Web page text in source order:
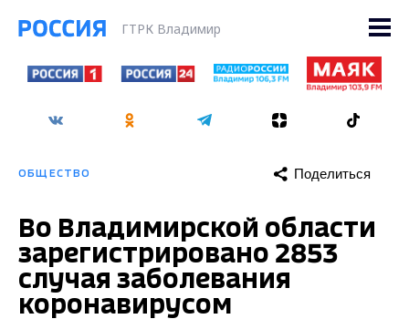
ГТРК Владимир
ОБЩЕСТВО Поделиться
Во Владимирской области
зарегистрировано 2853
случая заболевания
коронавирусом